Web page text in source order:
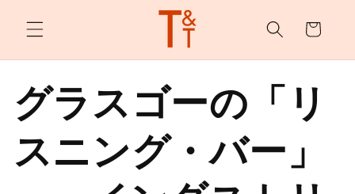
スキッ
プ
ー
グラスゴーの「リ
スニング・バー」